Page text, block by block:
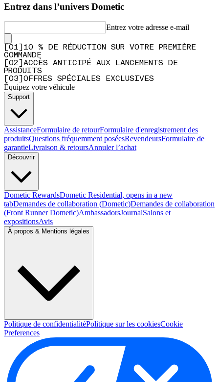
Entrez dans l’univers Dometic
Entrez votre adresse e-mail
01
10 % DE RÉDUCTION SUR VOTRE PREMIÈRE
COMMANDE
02
ACCÈS ANTICIPÉ AUX LANCEMENTS DE
PRODUITS
03 OFFRES SPÉCIALES EXCLUSIVES
Équipez votre véhicule
Support
AssistanceFormulaire de retourFormulaire d'enregistrement des
produitsQuestions fréquemment poséesRevendeursFormulaire de
garantieLivraison & retoursAnnuler l’achat
Découvrir
Dometic RewardsDometic Residential, opens in a new
tabDemandes de collaboration (Dometic)Demandes de collaboration
(Front Runner Dometic)AmbassadorsJournalSalons et
expositionsAvis
À propos & Mentions légales
Politique de confidentialitéPolitique sur les cookiesCookie
Preferences